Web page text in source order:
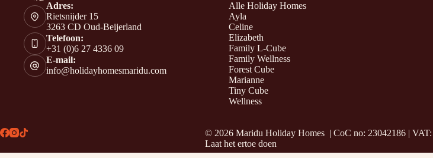
Adres:
Rietsnijder 15
3263 CD Oud-Beijerland
Telefoon:
+31 (0)6 27 4336 09
E-mail:
info@holidayhomesmaridu.com
Alle Holiday Homes
Ayla
Celine
Elizabeth
Family L-Cube
Family Wellness
Forest Cube
Marianne
Tiny Cube
Wellness
© 2026 Maridu Holiday Homes | CoC no: 23042186 | VAT:
Laat het ertoe doen